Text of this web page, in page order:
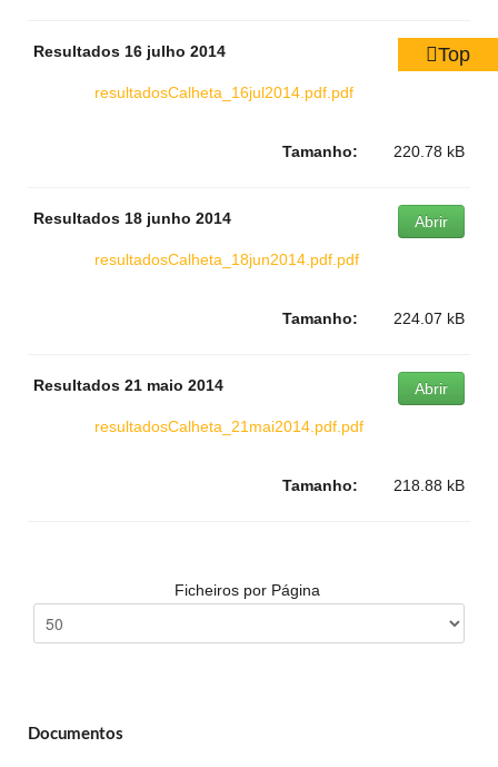
Resultados 16 julho 2014
resultadosCalheta_16jul2014.pdf.pdf
Abrir
Tamanho: 220.78 kB
Resultados 18 junho 2014
resultadosCalheta_18jun2014.pdf.pdf
Abrir
Tamanho: 224.07 kB
Resultados 21 maio 2014
resultadosCalheta_21mai2014.pdf.pdf
Abrir
Tamanho: 218.88 kB
Ficheiros por Página
Documentos
Top